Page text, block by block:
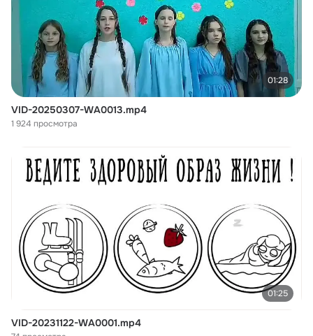
01:28
VID-20250307-WA0013.mp4
1 924 просмотра
01:25
VID-20231122-WA0001.mp4